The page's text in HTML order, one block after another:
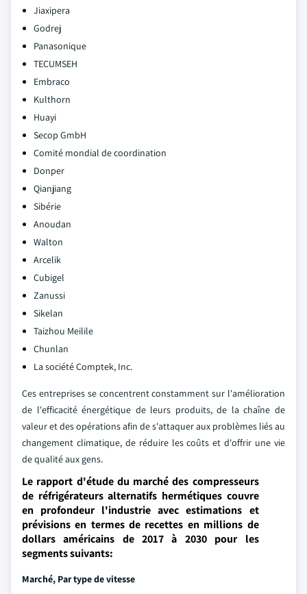
Jiaxipera
Godrej
Panasonique
TECUMSEH
Embraco
Kulthorn
Huayi
Secop GmbH
Comité mondial de coordination
Donper
Qianjiang
Sibérie
Anoudan
Walton
Arcelik
Cubigel
Zanussi
Sikelan
Taizhou Meilile
Chunlan
La société Comptek, Inc.
Ces entreprises se concentrent constamment sur l'amélioration
de l'efficacité énergétique de leurs produits, de la chaîne de
valeur et des opérations afin de s'attaquer aux problèmes liés au
changement climatique, de réduire les coûts et d'offrir une vie
de qualité aux gens.
Le rapport d'étude du marché des compresseurs
de réfrigérateurs alternatifs hermétiques couvre
en profondeur l'industrie avec estimations et
prévisions en termes de recettes en millions de
dollars américains de 2017 à 2030 pour les
segments suivants:
Marché, Par type de vitesse